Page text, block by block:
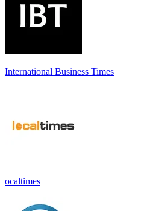
International Business Times
ocaltimes